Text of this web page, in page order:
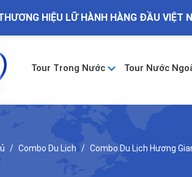
HIỆU LỮ HÀNH HÀNG ĐẦU VIỆT
Tour Trong Nước Tour Nước
Combo Du Lịch Combo Du Lịch Hương